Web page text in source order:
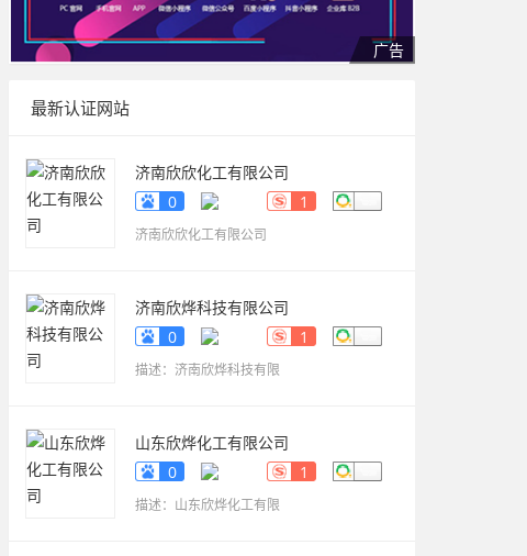
最新认证网站
济南欣欣化工有限公司
www.sdyueqian.cn
0 1
济南欣欣化工有限公司
济南欣烨科技有限公司
www.sdkaikai.cn
0 1
描述：济南欣烨科技有限
山东欣烨化工有限公司
www.sdxinyechem.cn
0 1
描述：山东欣烨化工有限